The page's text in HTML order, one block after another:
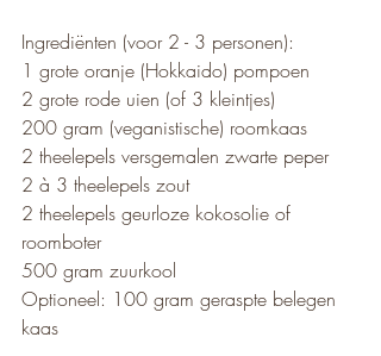
Ingrediënten (voor 2 - 3 personen):
1 grote oranje (Hokkaido) pompoen
2 grote rode uien (of 3 kleintjes)
200 gram (veganistische) roomkaas
2 theelepels versgemalen zwarte peper
2 à 3 theelepels zout
2 theelepels geurloze kokosolie of
roomboter
500 gram zuurkool
Optioneel: 100 gram geraspte belegen
kaas